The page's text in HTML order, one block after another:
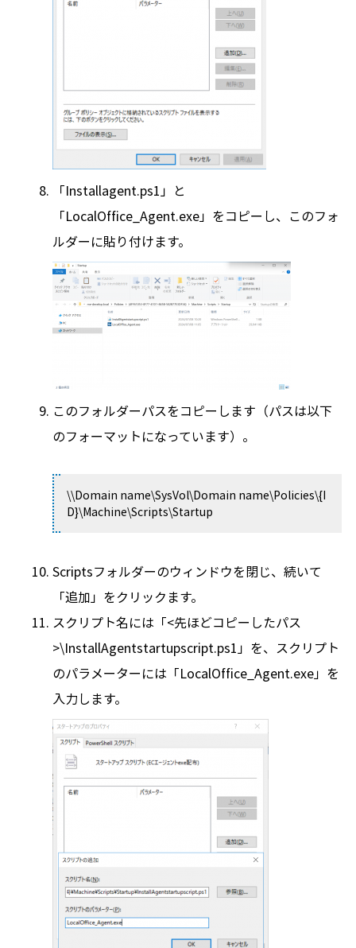
「Installagent.ps1」と
「LocalOffice_Agent.exe」をコピーし、このフォ
ルダーに貼り付けます。
このフォルダーパスをコピーします（パスは以下
のフォーマットになっています）。
\\Domain name\SysVol\Domain name\Policies\{I
D}\Machine\Scripts\Startup
Scriptsフォルダーのウィンドウを閉じ、続いて
「追加」をクリックます。
スクリプト名には「<先ほどコピーしたパス
>\InstallAgentstartupscript.ps1」を、スクリプト
のパラメーターには「LocalOffice_Agent.exe」を
入力します。